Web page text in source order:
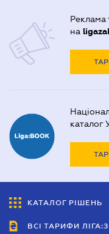
Реклама
на
каталог
КАТАЛОГ РІШЕНЬ
ВСІ ТАРИФИ